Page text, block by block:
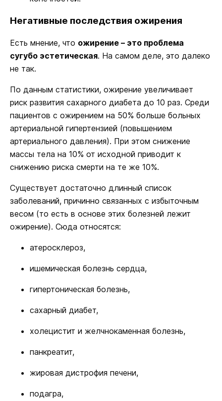
Негативные последствия ожирения
Есть мнение, что ожирение – это проблема
сугубо эстетическая. На самом деле, это далеко
не так.
По данным статистики, ожирение увеличивает
риск развития сахарного диабета до 10 раз. Среди
пациентов с ожирением на 50% больше больных
артериальной гипертензией (повышением
артериального давления). При этом снижение
массы тела на 10% от исходной приводит к
снижению риска смерти на те же 10%.
Существует достаточно длинный список
заболеваний, причинно связанных с избыточным
весом (то есть в основе этих болезней лежит
ожирение). Сюда относятся:
атеросклероз,
ишемическая болезнь сердца,
гипертоническая болезнь,
сахарный диабет,
холецистит и желчнокаменная болезнь,
панкреатит,
жировая дистрофия печени,
подагра,